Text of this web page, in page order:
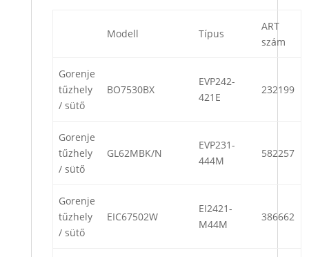
Modell Típus
ART
szám
Gorenje
tűzhely
/ sütő
BO7530BX
EVP242-
421E
232199
Gorenje
tűzhely
/ sütő
GL62MBK/N
EVP231-
444M
582257
Gorenje
tűzhely
/ sütő
EIC67502W
EI2421-
M44M
386662